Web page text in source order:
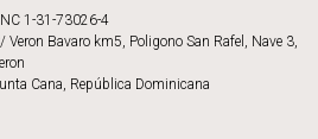
1-31-73026-4
Veron Bavaro km5, Poligono San Rafel, Nave 3,
Cana, República Dominicana